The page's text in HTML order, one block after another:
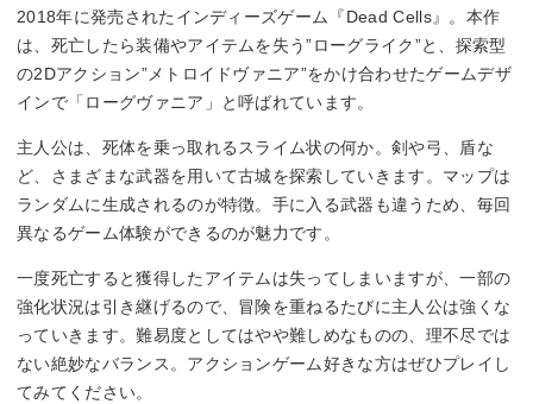
2018年に発売されたインディーズゲーム『Dead Cells』。本作
は、死亡したら装備やアイテムを失う”ローグライク”と、探索型
の2Dアクション”メトロイドヴァニア”をかけ合わせたゲームデザ
インで「ローグヴァニア」と呼ばれています。
主人公は、死体を乗っ取れるスライム状の何か。剣や弓、盾な
ど、さまざまな武器を用いて古城を探索していきます。マップは
ランダムに生成されるのが特徴。手に入る武器も違うため、毎回
異なるゲーム体験ができるのが魅力です。
一度死亡すると獲得したアイテムは失ってしまいますが、一部の
強化状況は引き継げるので、冒険を重ねるたびに主人公は強くな
っていきます。難易度としてはやや難しめなものの、理不尽では
ない絶妙なバランス。アクションゲーム好きな方はぜひプレイし
てみてください。